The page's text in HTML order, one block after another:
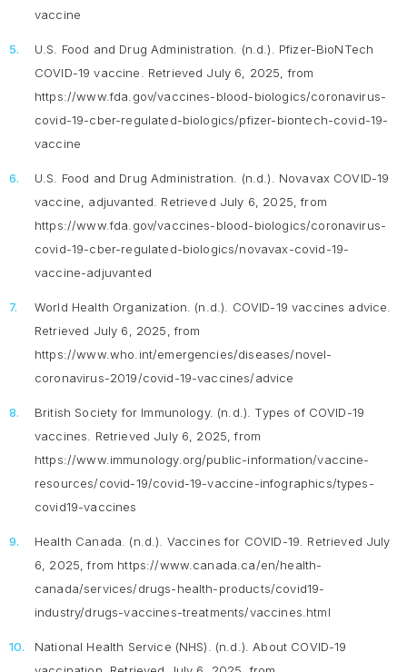
vaccine
U.S. Food and Drug Administration. (n.d.). Pfizer-BioNTech
COVID-19 vaccine. Retrieved July 6, 2025, from
https://www.fda.gov/vaccines-blood-biologics/coronavirus-
covid-19-cber-regulated-biologics/pfizer-biontech-covid-19-
vaccine
U.S. Food and Drug Administration. (n.d.). Novavax COVID-19
vaccine, adjuvanted. Retrieved July 6, 2025, from
https://www.fda.gov/vaccines-blood-biologics/coronavirus-
covid-19-cber-regulated-biologics/novavax-covid-19-
vaccine-adjuvanted
World Health Organization. (n.d.). COVID-19 vaccines advice.
Retrieved July 6, 2025, from
https://www.who.int/emergencies/diseases/novel-
coronavirus-2019/covid-19-vaccines/advice
British Society for Immunology. (n.d.). Types of COVID-19
vaccines. Retrieved July 6, 2025, from
https://www.immunology.org/public-information/vaccine-
resources/covid-19/covid-19-vaccine-infographics/types-
covid19-vaccines
Health Canada. (n.d.). Vaccines for COVID-19. Retrieved July
6, 2025, from https://www.canada.ca/en/health-
canada/services/drugs-health-products/covid19-
industry/drugs-vaccines-treatments/vaccines.html
National Health Service (NHS). (n.d.).About COVID-19